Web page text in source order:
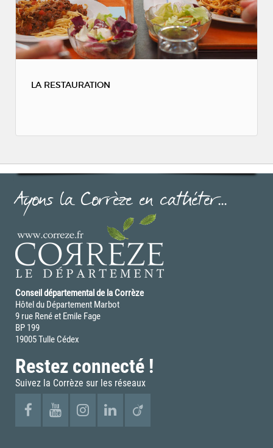
LA RESTAURATION
Ayons la Corrèze en cathéter...
Conseil départemental de la Corrèze
Hôtel du Département Marbot
9 rue René et Emile Fage
BP 199
19005 Tulle Cédex
Restez connecté !
Suivez la Corrèze sur les réseaux